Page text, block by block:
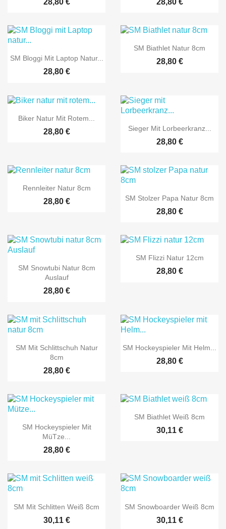
28,80 € 28,80 €
 Vorschau
SM Bloggi Mit Laptop Natur...
28,80 €
 Vorschau
SM Biathlet Natur 8cm
28,80 €
 Vorschau
Biker Natur Mit Rotem...
28,80 €  Vorschau
Sieger Mit Lorbeerkranz...
28,80 €
 Vorschau
Rennleiter Natur 8cm
28,80 €  Vorschau
SM Stolzer Papa Natur 8cm
28,80 €
 Vorschau
SM Snowtubi Natur 8cm
Auslauf
28,80 €
 Vorschau
SM Flizzi Natur 12cm
28,80 €
 Vorschau
SM Mit Schlittschuh Natur
8cm
28,80 €
 Vorschau
SM Hockeyspieler Mit Helm...
28,80 €
 Vorschau
SM Hockeyspieler Mit
Mütze...
28,80 €
 Vorschau
SM Biathlet Weiß 8cm
30,11 €
 Vorschau
SM Mit Schlitten Weiß 8cm
30,11 €
 Vorschau
SM Snowboarder Weiß 8cm
30,11 €